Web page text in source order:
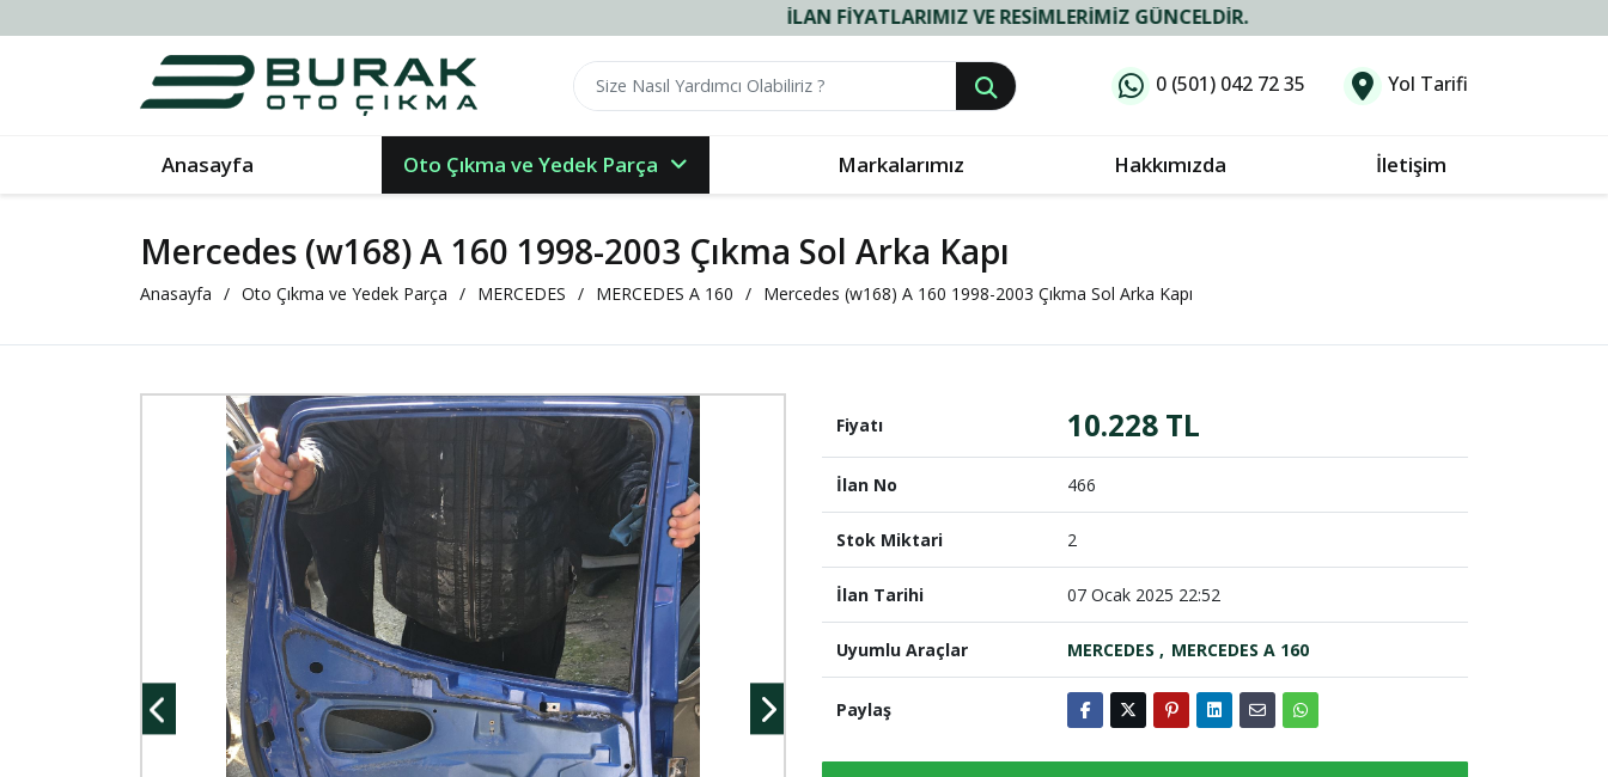
İLAN FIYATLARIMIZ VE RESIMLERIMIZ GÜNCELDIR.
0 (501) 042 72 35 Yol Tarifi
Anasayfa Oto Çıkma ve Yedek Parça Markalarımız Hakkımızda İletişim
Mercedes (w168) A 160 1998-2003 Çıkma Sol Arka Kapı
Anasayfa Oto Çıkma ve Yedek Parça MERCEDES MERCEDES A 160 Mercedes (w168) A 160 1998-2003 Çıkma Sol Arka Kapı
Fiyatı 10.228 TL
İlan No 466
Stok Miktari 2
İlan Tarihi 07 Ocak 2025 22:52
Uyumlu Araçlar MERCEDES MERCEDES A 160
Paylaş